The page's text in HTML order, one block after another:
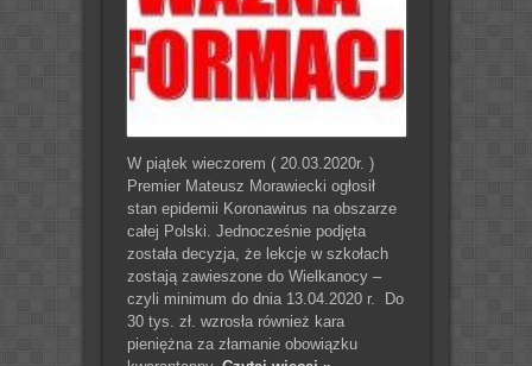
W piątek wieczorem ( 20.03.2020r. )
Premier Mateusz Morawiecki ogłosił
stan epidemii Koronawirus na obszarze
całej Polski. Jednocześnie podjęta
została decyzja, że lekcje w szkołach
zostają zawieszone do Wielkanocy –
czyli minimum do dnia 13.04.2020 r. Do
30 tys. zł. wzrosła również kara
pieniężna za złamanie obowiązku